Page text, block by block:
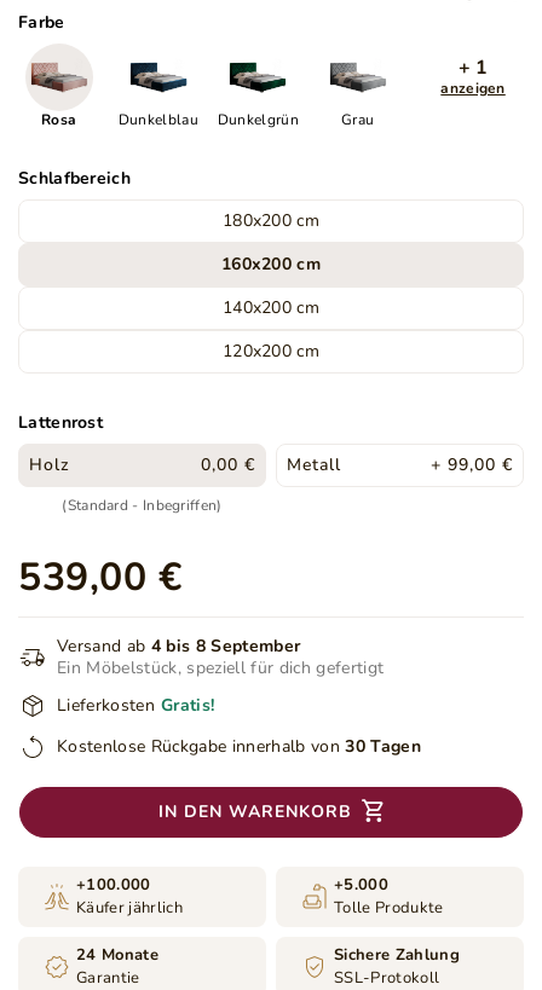
Farbe
Rosa Dunkelblau Dunkelgrün Grau
+ 1
anzeigen
Schlafbereich
180x200 cm
160x200 cm
140x200 cm
120x200 cm
Lattenrost
Holz
0,00 €
(Standard - Inbegriffen)
Metall + 99,00 €
539,00 €
Versand ab 4 bis 8 September
Ein Möbelstück, speziell für dich gefertigt
Lieferkosten Gratis!
Kostenlose Rückgabe innerhalb von 30 Tagen
IN DEN WARENKORB
+100.000
Käufer jährlich
+5.000
Tolle Produkte
24 Monate
Garantie
Sichere Zahlung
SSL-Protokoll